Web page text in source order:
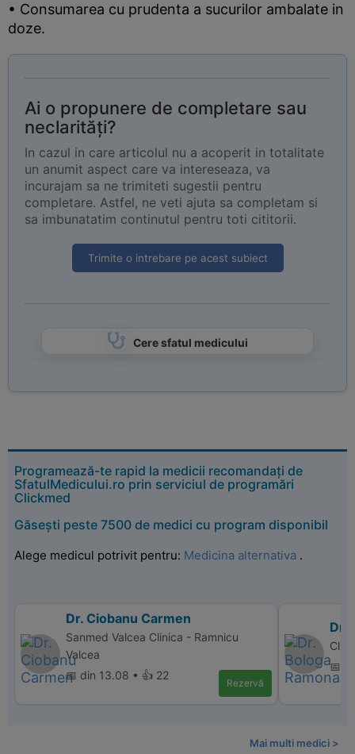
• Consumarea cu prudenta a sucurilor ambalate in
doze.
Ai o propunere de completare sau
neclarități?
In cazul in care articolul nu a acoperit in totalitate
un anumit aspect care va intereseaza, va
incurajam sa ne trimiteti sugestii pentru
completare. Astfel, ne veti ajuta sa completam si
sa imbunatatim continutul pentru toti cititorii.
Trimite o intrebare pe acest subiect
Cere sfatul medicului
Programează-te rapid la medicii recomandați de
SfatulMedicului.ro prin serviciul de programări
Clickmed
Găsești peste 7500 de medici cu program disponibil
Alege medicul potrivit pentru: Medicina alternativa .
Dr. Ciobanu Carmen
Sanmed Valcea Clinica - Ramnicu
Valcea
📅 din 13.08 • 👍 22
Rezervă
Dr.
📅
Mai multi medici >